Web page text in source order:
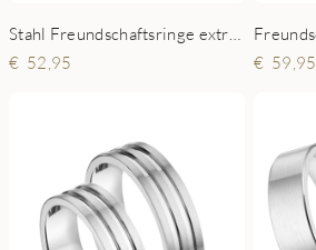
52,95
59,95